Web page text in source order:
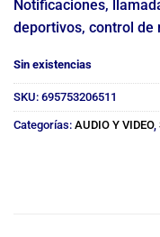
Notificaciones,
deportivos, control de
Sin existencias
SKU: 695753206511
Categorías: AUDIO Y VIDEO,